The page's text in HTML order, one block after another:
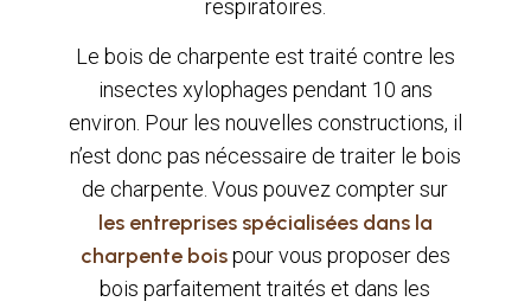
respiratoires.
Le bois de charpente est traité contre les
insectes xylophages pendant 10 ans
environ. Pour les nouvelles constructions, il
n’est donc pas nécessaire de traiter le bois
de charpente. Vous pouvez compter sur
les entreprises spécialisées dans la
charpente boispour vous proposer des
bois parfaitement traités et dans les